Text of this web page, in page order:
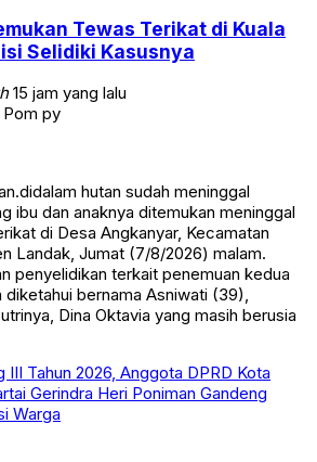
Tewas Terikat di Kuala
Selidiki Kasusnya
15 jam yang lalu
Pom py
hutan sudah meninggal
ibu dan anaknya ditemukan meninggal
di Desa Angkanyar, Kecamatan
Landak, Jumat (7/8/2026) malam.
penyelidikan terkait penemuan kedua
bernama Asniwati (39),
Dina Oktavia yang masih berusia